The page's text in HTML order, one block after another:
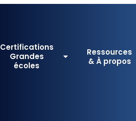
Certifications
Grandes
écoles
Ressources
& À propos